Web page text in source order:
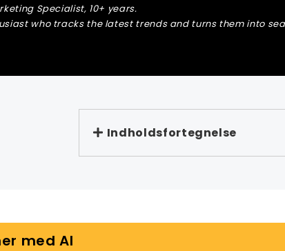
Specialist, 10+ years.
who tracks the latest trends and turns them into
Indholdsfortegnelse
med AI